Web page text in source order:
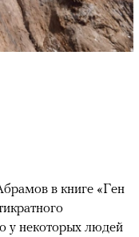
в книге «Ген
у некоторых людей